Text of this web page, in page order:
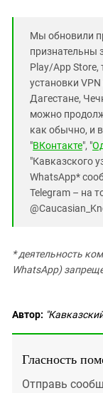
Мы обновили
признательны
Play/App Store,
установки
Дагестане,
можно
как обычно, и
"ВКонтакте", "
"Кавказского
WhatsApp*
Telegram – на
* деятельность
WhatsApp)
Автор:
Гласность
Отправь